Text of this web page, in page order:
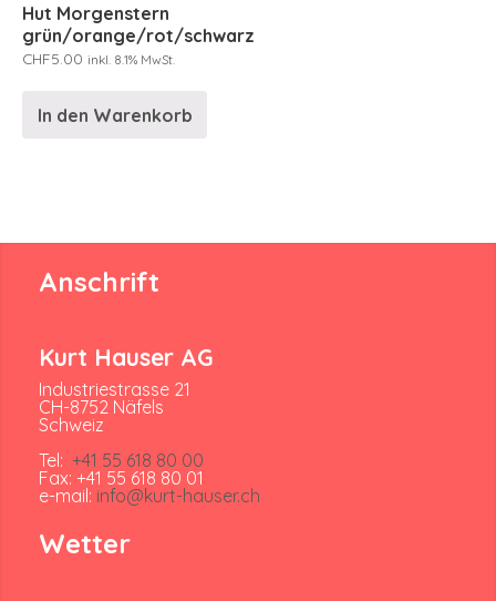
Hut Morgenstern
grün/orange/rot/schwarz
CHF5.00 inkl. 8.1% MwSt.
In den Warenkorb
Anschrift
Kurt Hauser AG
Industriestrasse 21
CH-8752 Näfels
Schweiz
Tel: +41 55 618 80 00
Fax: +41 55 618 80 01
e-mail: info@kurt-hauser.ch
Wetter